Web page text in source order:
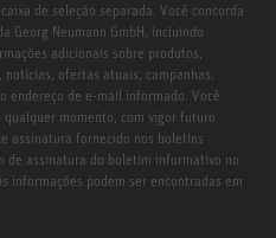
de seleção separada. Você concorda
Georg Neumann GmbH, incluindo
adicionais sobre produtos,
ofertas atuais, campanhas,
endereço de e-mail informado. Você
momento, com vigor futuro
assinatura fornecido nos boletins
de assinatura do boletim informativo no
informações podem ser encontradas em